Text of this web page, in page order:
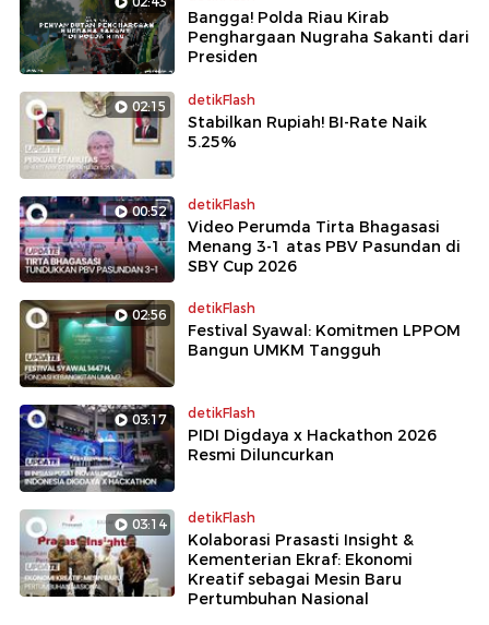
Bangga! Polda Riau Kirab
Penghargaan Nugraha Sakanti dari
Presiden
02:15 detikFlash
Stabilkan Rupiah! BI-Rate Naik
5.25%
00:52 detikFlash
Video Perumda Tirta Bhagasasi
Menang 3-1 atas PBV Pasundan di
SBY Cup 2026
02:56 detikFlash
Festival Syawal: Komitmen LPPOM
Bangun UMKM Tangguh
03:17 detikFlash
PIDI Digdaya x Hackathon 2026
Resmi Diluncurkan
03:14 detikFlash
Kolaborasi Prasasti Insight &
Kementerian Ekraf: Ekonomi
Kreatif sebagai Mesin Baru
Pertumbuhan Nasional